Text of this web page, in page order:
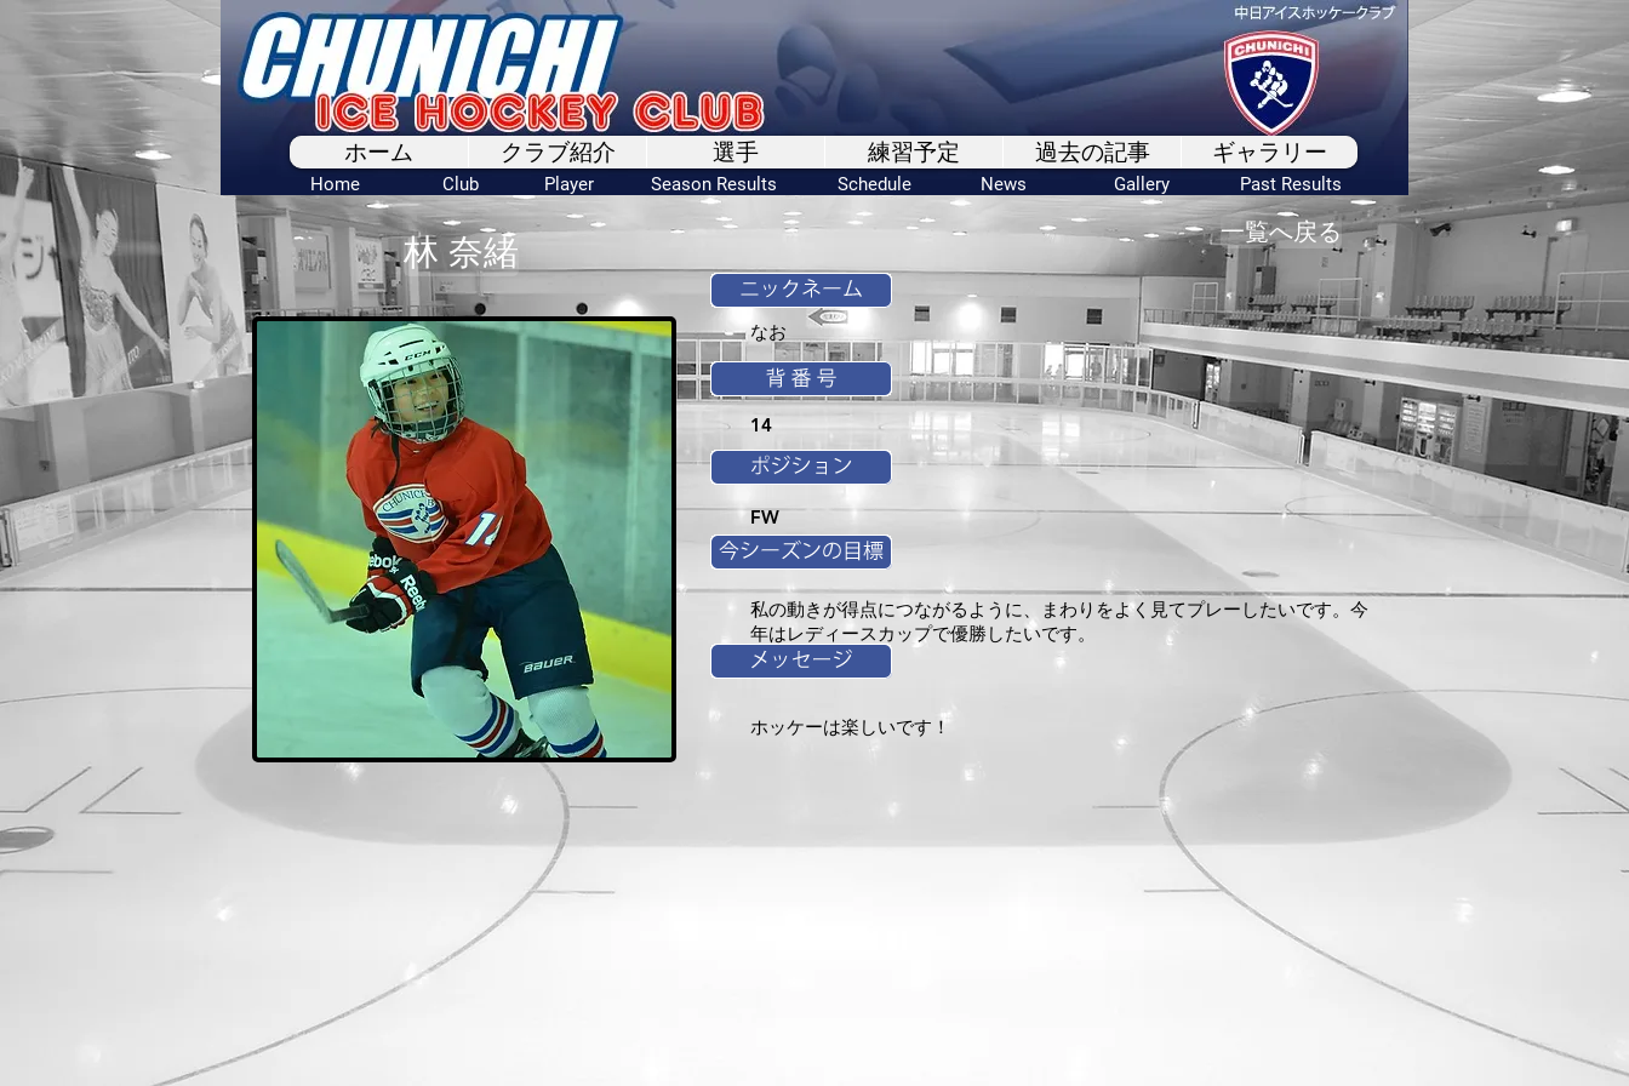
ホーム クラブ紹介 選手 練習予定 過去の記事 ギャラリー
Home Club Player Season Results Schedule News Gallery Past Results
林 奈緒
なお
14
FW
私の動きが得点につながるように、まわりをよく見てプレーしたいです。今
年はレディースカップで優勝したいです。
ホッケーは楽しいです！
一覧へ戻る